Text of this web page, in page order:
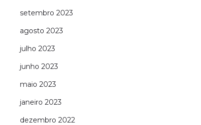
setembro 2023
agosto 2023
julho 2023
junho 2023
maio 2023
janeiro 2023
dezembro 2022